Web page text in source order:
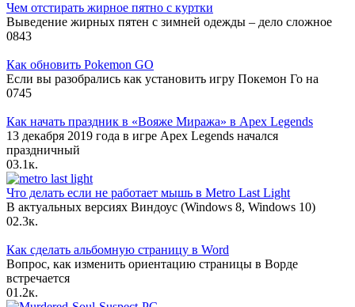
Чем отстирать жирное пятно с куртки
Выведение жирных пятен с зимней одежды – дело сложное
0843
Как обновить Pokemon GO
Если вы разобрались как установить игру Покемон Го на
0745
Как начать праздник в «Вояже Миража» в Apex Legends
13 декабря 2019 года в игре Apex Legends начался
праздничный
03.1к.
Что делать если не работает мышь в Metro Last Light
В актуальных версиях Виндоус (Windows 8, Windows 10)
02.3к.
Как сделать альбомную страницу в Word
Вопрос, как изменить ориентацию страницы в Ворде
встречается
01.2к.